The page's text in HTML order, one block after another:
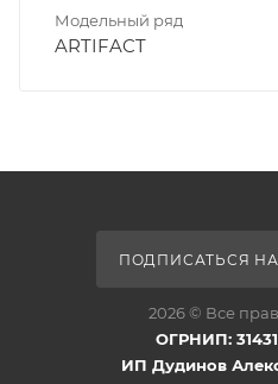
Модельный ряд
ARTIFACT
ПОДПИСАТЬСЯ
2026 © Все
ОГРНИП:
ИП Дудинов